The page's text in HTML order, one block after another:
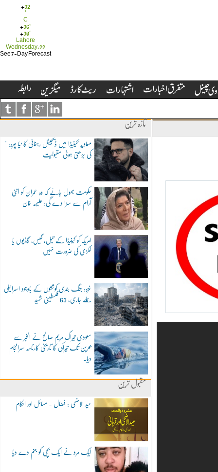
+32
°
C
+36°
+30°
Lahore
Wednesday, 22
See 7-Day Forecast
تازہ ترین
"معاویہ"کینیڈا میں ڈیجیٹل رہنمائی کا نیا چہرہ:
کی بڑھتی ہوئی مقبولیت
حکومت بھول جائے کہ وہ عمران کو اتنی
آرام سے سزا دے گی: علیمہ خان
امریکہ کو کینیڈا کے تیل، گیس، گاڑیوں یا
لکڑی کی ضرورت نہیں
غزہ: جنگ بندی کوششوں کے باوجود اسرائیلی
حملے جاری، 63 فلسطینی شہید
سعودی تیراک مریم صالح نے الخبر سے
بحرین تک تیراکی کا تاریخی کارنامہ سرانجام
دیا۔
مقبول ترین
عید الاضحی : فضال ۔ مسائل اور احکام
ایک مرد نے ایک بچی کو جنم دے دیا